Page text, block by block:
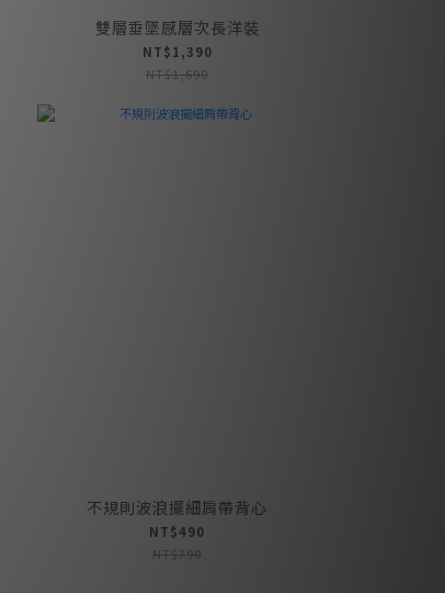
雙層垂墜感層次長洋裝
NT$1,390
NT$1,690
不規則波浪擺細肩帶背心
NT$490
NT$790